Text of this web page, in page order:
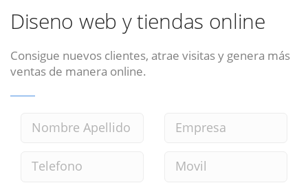
Diseno web y tiendas online
Consigue nuevos clientes, atrae visitas y genera más
ventas de manera online.